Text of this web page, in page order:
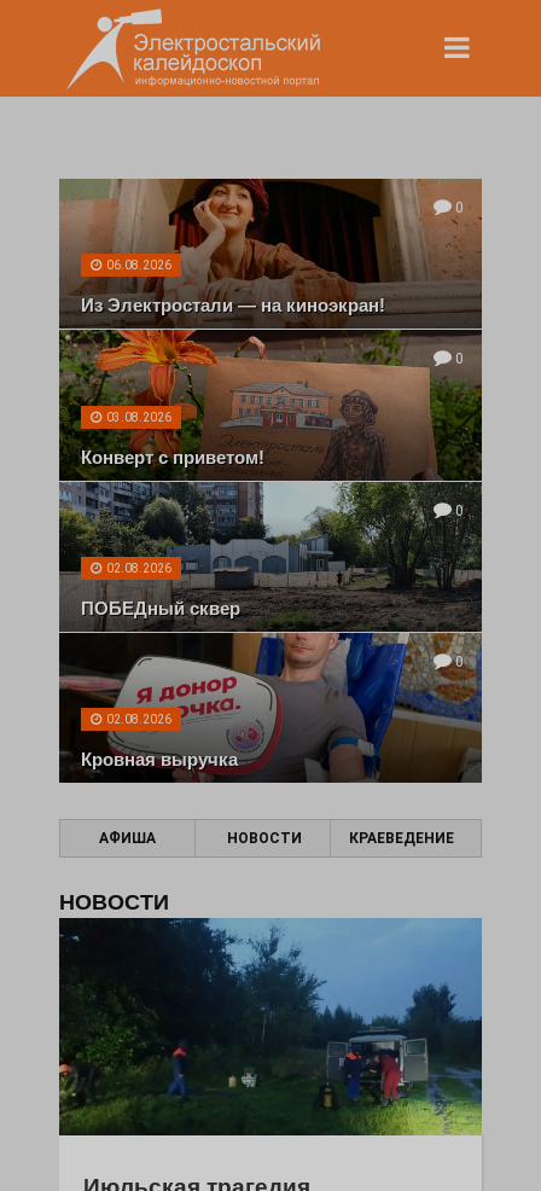
0
06.08.2026
Из Электростали — на киноэкран!
0
03.08.2026
Конверт с приветом!
0
02.08.2026
ПОБЕДный сквер
0
02.08.2026
Кровная выручка
АФИША НОВОСТИ КРАЕВЕДЕНИЕ
НОВОСТИ